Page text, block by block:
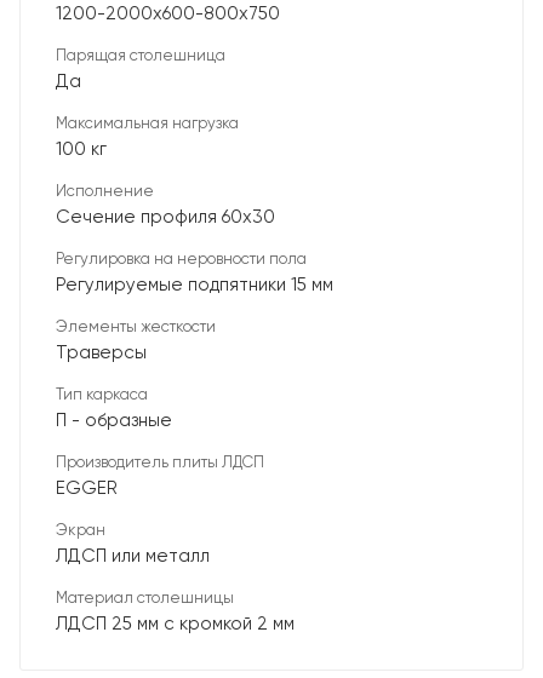
1200-2000х600-800х750
Парящая столешница
Да
Максимальная нагрузка
100 кг
Исполнение
Сечение профиля 60х30
Регулировка на неровности пола
Регулируемые подпятники 15 мм
Элементы жесткости
Траверсы
Тип каркаса
П - образные
Производитель плиты ЛДСП
EGGER
Экран
ЛДСП или металл
Материал столешницы
ЛДСП 25 мм с кромкой 2 мм